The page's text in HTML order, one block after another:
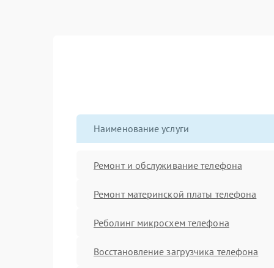
Наименование услуги
Ремонт и обслуживание телефона
Ремонт материнской платы телефона
Реболинг микросхем телефона
Восстановление загрузчика телефона